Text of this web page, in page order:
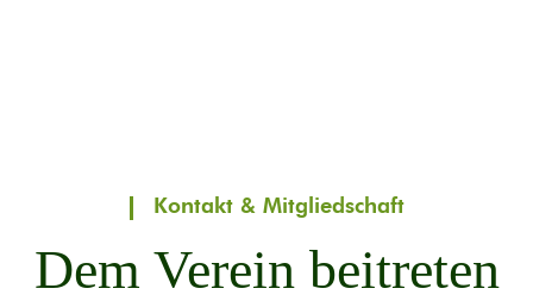
Kontakt & Mitgliedschaft
Dem Verein beitreten